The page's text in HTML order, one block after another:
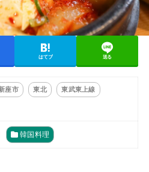
はてブ 送る
座市 東北 東武東上線
韓国料理